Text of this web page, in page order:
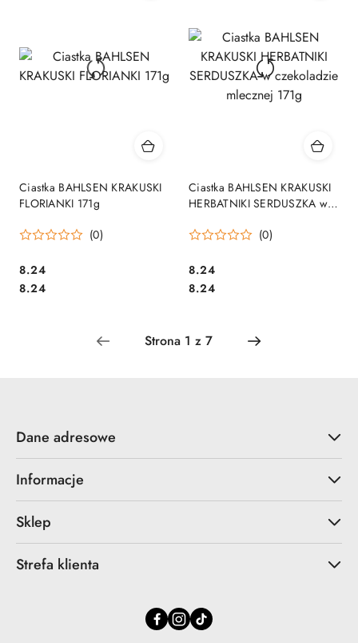
Ciastka BAHLSEN KRAKUSKI
FLORIANKI 171g
(0)
Cena:
8.24
Cena:
8.24
Ciastka BAHLSEN KRAKUSKI
HERBATNIKI SERDUSZKA w
(0)
Cena:
8.24
Cena:
8.24
Dane adresowe
Informacje
Sklep
Strefa klienta